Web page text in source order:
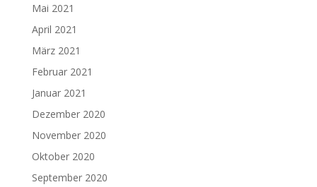
Mai 2021
April 2021
März 2021
Februar 2021
Januar 2021
Dezember 2020
November 2020
Oktober 2020
September 2020